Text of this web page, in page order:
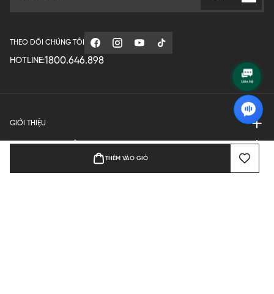
THÊM VÀO GIỎ
THEO DÕI CHÚNG TÔI
HOTLINE:1800.646.898
GIỚI THIỆU
QUY ĐỊNH HOẠT ĐỘNG